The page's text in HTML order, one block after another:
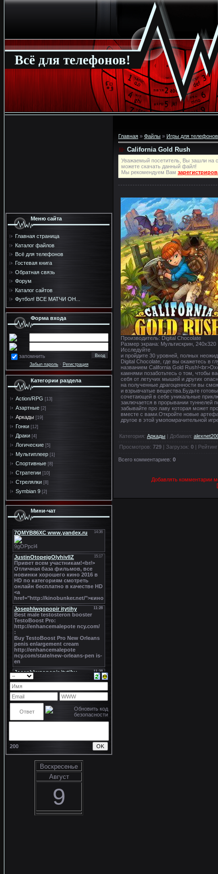
Всё для телефонов!
Меню сайта
Главная страница
Каталог файлов
Всё для телефонов
Гостевая книга
Обратная связь
Форум
Каталог сайтов
Футбол! ВСЕ МАТЧИ ОН...
Форма входа
запомнить
Забыл пароль· Регистрация
Категории раздела
Action/RPG [13]
Азартные [2]
Аркады [19]
Гонки [12]
Драки [4]
Логические [5]
Мультиплеер [1]
Спортивные [8]
Стратегии [10]
Стрелялки [8]
Symbian 9 [2]
Мини-чат
200
Воскресенье
Август
9
Главная » Файлы » Игры для телефонов
California Gold Rush
Уважаемый посетитель, Вы зашли на
можете скачать данный файл!
Мы рекомендуем Вам
Производитель: Digital Chocolate
Размер экрана: Мультискрин, 240x320
Исследуйте
и пройдите 30 уровней, полных
Digital Chocolate, где вы окажетесь в
названием California Gold
камнями позаботьтесь о том, чтобы
себя от летучих мышей и других
на полученные драгоценности вы
и взрывчатые вещества.Будьте
сочетающей в себе уникальные
заключается в прорывании туннелей
забывайте про лаву которая может
вместе с вами.Откройте новые
другое в этой умопомрачительной
Категория: Аркады | Добавил:
Просмотров: 729 | Загрузок: 0 | Рейтинг
Всего комментариев: 0
Добавлять комментарии